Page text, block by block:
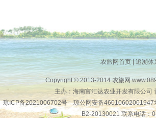
农旅网首页| 追溯体
Copyright © 2013-2014农旅网
主办：海南富汇达农业开发有限公司
琼ICP备2021006702号琼公网安备46010602001947
B2-20130021 联系电话